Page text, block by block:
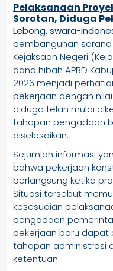
Pelaksanaan
Sorotan, Diduga
Proses Pengadaan
Lebong, swara-
pembangunan
Kejaksaan Negeri
dana hibah APBD
2026 menjadi
pekerjaan dengan
diduga telah mulai
tahapan pengadaan
diselesaikan.
Sejumlah informasi
bahwa pekerjaan
berlangsung ketika
Situasi tersebut
kesesuaian
pengadaan
pekerjaan baru dapat
tahapan administrasi
ketentuan.